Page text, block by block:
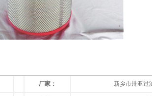
厂家： 新乡市卅亚过